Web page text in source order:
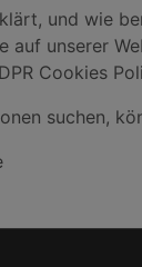
und wie
auf unserer
Cookies
suchen,